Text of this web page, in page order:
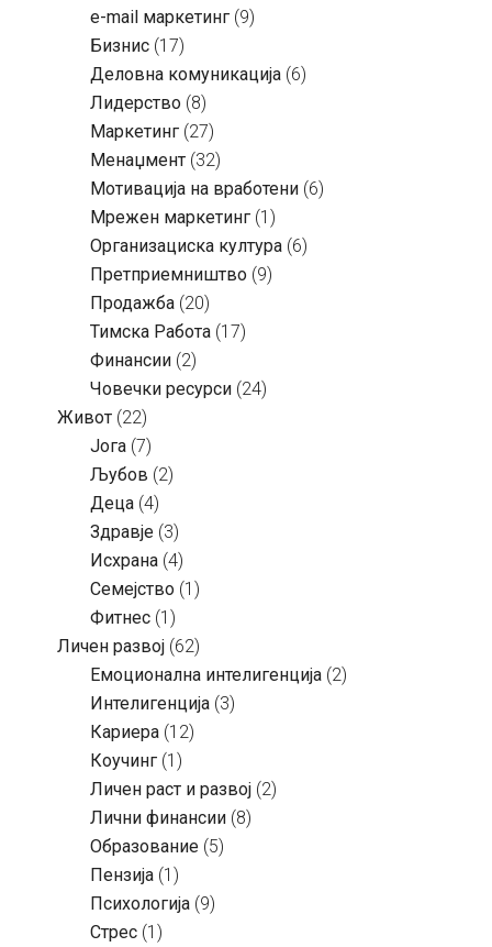
e-mail маркетинг (9)
Бизнис (17)
Деловна комуникација (6)
Лидерство (8)
Маркетинг (27)
Менаџмент (32)
Мотивација на вработени (6)
Мрежен маркетинг (1)
Организациска култура (6)
Претприемништво (9)
Продажба (20)
Тимска Работа (17)
Финансии (2)
Човечки ресурси (24)
Живот (22)
Јога (7)
Љубов (2)
Деца (4)
Здравје (3)
Исхрана (4)
Семејство (1)
Фитнес (1)
Личен развој (62)
Емоционална интелигенција (2)
Интелигенција (3)
Кариера (12)
Коучинг (1)
Личен раст и развој (2)
Лични финансии (8)
Образование (5)
Пензија (1)
Психологија (9)
Стрес (1)